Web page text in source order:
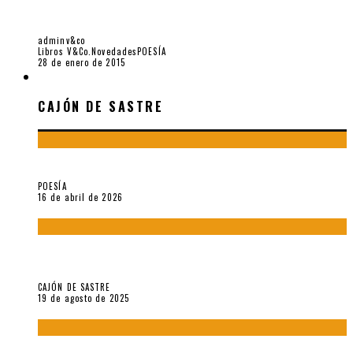
adminv&co
Libros V&Co.NovedadesPOESÍA
28 de enero de 2015
CAJÓN DE SASTRE
POESÍA
16 de abril de 2026
CAJÓN DE SASTRE
19 de agosto de 2025